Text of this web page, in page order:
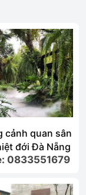
cảnh quan sân
đới Đà Nẵng
0833551679